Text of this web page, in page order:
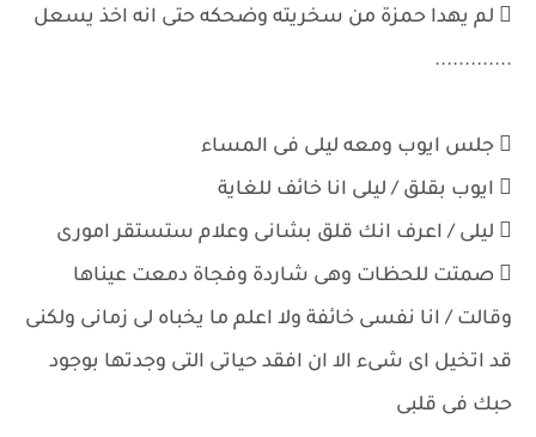
 لم يهدا حمزة من سخريته وضحكه حتى انه اخذ يسعل
.............
 جلس ايوب ومعه ليلى فى المساء
 ايوب بقلق / ليلى انا خائف للغاية
 ليلى / اعرف انك قلق بشانى وعلام ستستقر امورى
 صمتت للحظات وهى شاردة وفجاة دمعت عيناها
وقالت / انا نفسى خائفة ولا اعلم ما يخباه لى زمانى ولكنى
قد اتخيل اى شىء الا ان افقد حياتى التى وجدتها بوجود
حبك فى قلبى